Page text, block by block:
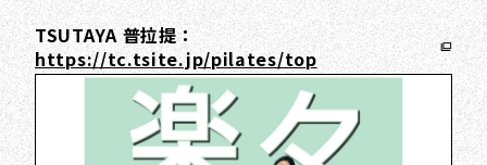
TSUTAYA 普拉提：
https://tc.tsite.jp/pilates/top